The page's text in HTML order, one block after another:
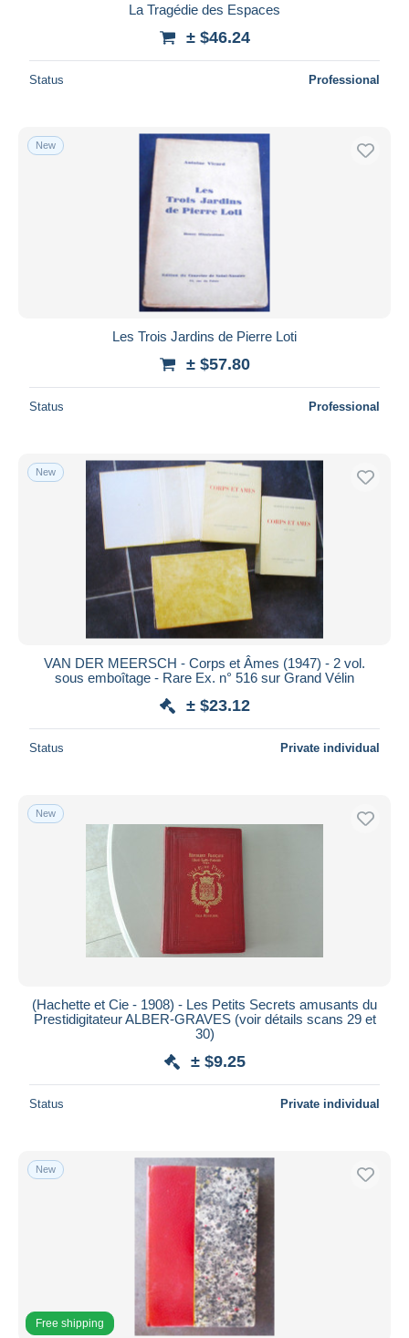
La Tragédie des Espaces
± $46.24
Status Professional
New
Les Trois Jardins de Pierre Loti
± $57.80
Status Professional
New
VAN DER MEERSCH - Corps et Âmes (1947) - 2 vol.
sous emboîtage - Rare Ex. n° 516 sur Grand Vélin
± $23.12
Status Private individual
New
(Hachette et Cie - 1908) - Les Petits Secrets amusants du
Prestidigitateur ALBER-GRAVES (voir détails scans 29 et
30)
± $9.25
Status Private individual
New
Free shipping